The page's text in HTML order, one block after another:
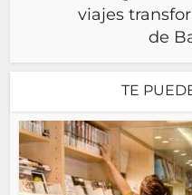
viajes
de
TE